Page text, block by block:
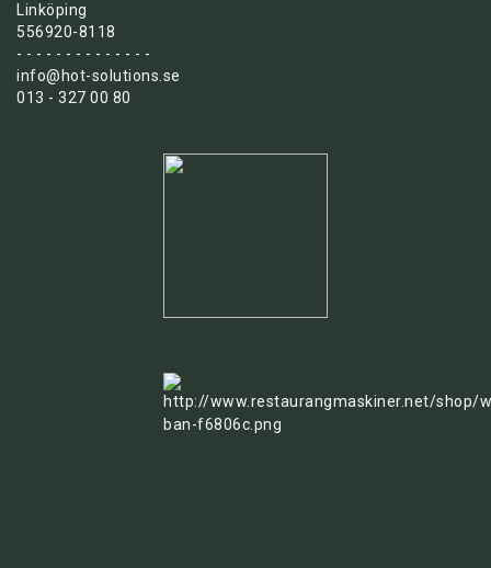
Linköping
556920-8118
- - - - - - - - - - - - - -
info@hot-solutions.se
013 - 327 00 80